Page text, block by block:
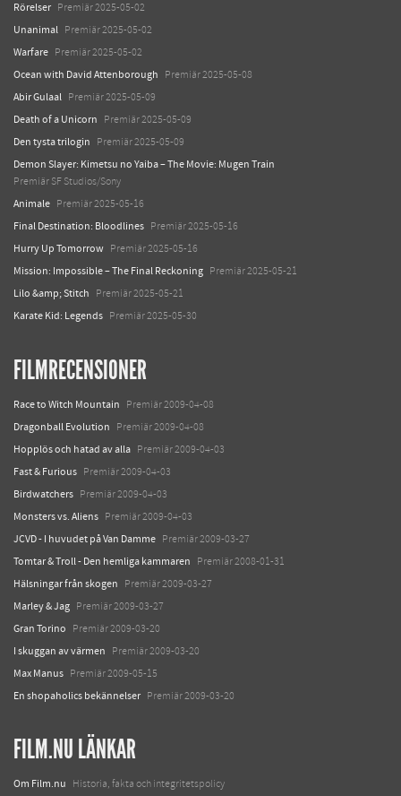
Rörelser Premiär 2025-05-02
Unanimal Premiär 2025-05-02
Warfare Premiär 2025-05-02
Ocean with David Attenborough Premiär 2025-05-08
Abir Gulaal Premiär 2025-05-09
Death of a Unicorn Premiär 2025-05-09
Den tysta trilogin Premiär 2025-05-09
Demon Slayer: Kimetsu no Yaiba – The Movie: Mugen Train
Premiär SF Studios/Sony
Animale Premiär 2025-05-16
Final Destination: Bloodlines Premiär 2025-05-16
Hurry Up Tomorrow Premiär 2025-05-16
Mission: Impossible – The Final Reckoning Premiär 2025-05-21
Lilo &amp; Stitch Premiär 2025-05-21
Karate Kid: Legends Premiär 2025-05-30
FILMRECENSIONER
Race to Witch Mountain Premiär 2009-04-08
Dragonball Evolution Premiär 2009-04-08
Hopplös och hatad av alla Premiär 2009-04-03
Fast & Furious Premiär 2009-04-03
Birdwatchers Premiär 2009-04-03
Monsters vs. Aliens Premiär 2009-04-03
JCVD - I huvudet på Van Damme Premiär 2009-03-27
Tomtar & Troll - Den hemliga kammaren Premiär 2008-01-31
Hälsningar från skogen Premiär 2009-03-27
Marley & Jag Premiär 2009-03-27
Gran Torino Premiär 2009-03-20
I skuggan av värmen Premiär 2009-03-20
Max Manus Premiär 2009-05-15
En shopaholics bekännelser Premiär 2009-03-20
FILM.NU LÄNKAR
Om Film.nu Historia, fakta och integritetspolicy